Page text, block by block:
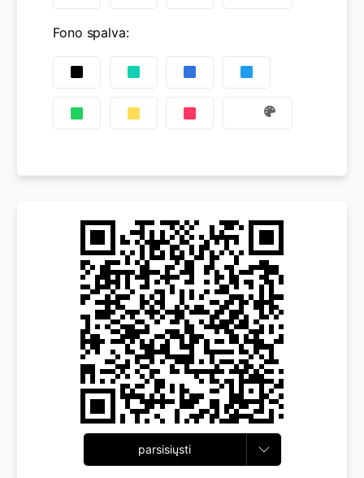
Fono spalva:
parsisiųsti